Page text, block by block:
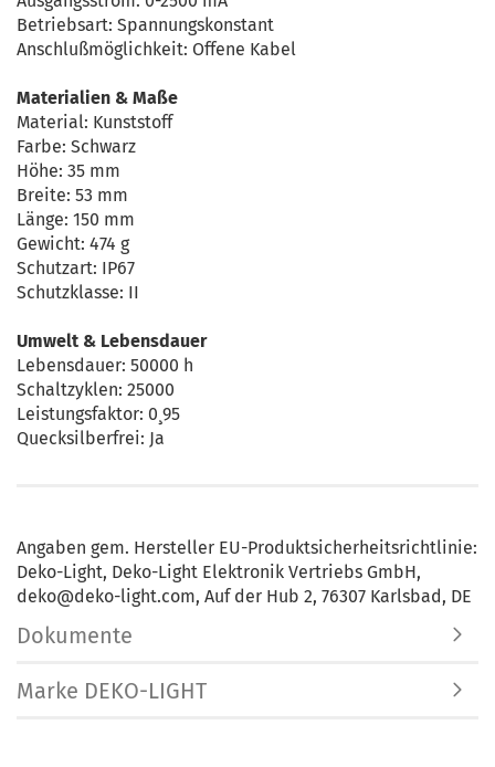
Betriebsart: Spannungskonstant
Anschlußmöglichkeit: Offene Kabel
Materialien & Maße
Material: Kunststoff
Farbe: Schwarz
Höhe: 35 mm
Breite: 53 mm
Länge: 150 mm
Gewicht: 474 g
Schutzart: IP67
Schutzklasse: II
Umwelt & Lebensdauer
Lebensdauer: 50000 h
Schaltzyklen: 25000
Leistungsfaktor: 0¸95
Quecksilberfrei: Ja
Angaben gem. Hersteller EU-Produktsicherheitsrichtlinie:
Deko-Light, Deko-Light Elektronik Vertriebs GmbH,
deko@deko-light.com, Auf der Hub 2, 76307 Karlsbad, DE
Dokumente
Marke DEKO-LIGHT